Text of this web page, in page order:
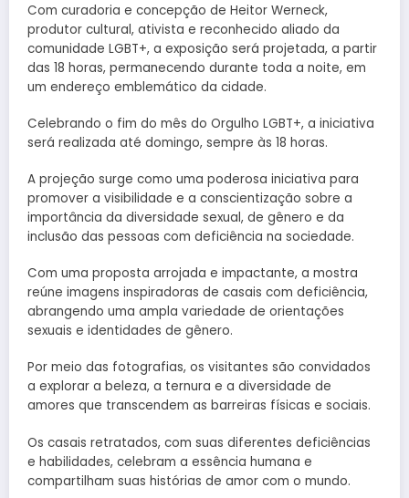
Com curadoria e concepção de Heitor Werneck,
produtor cultural, ativista e reconhecido aliado da
comunidade LGBT+, a exposição será projetada, a partir
das 18 horas, permanecendo durante toda a noite, em
um endereço emblemático da cidade.
Celebrando o fim do mês do Orgulho LGBT+, a iniciativa
será realizada até domingo, sempre às 18 horas.
A projeção surge como uma poderosa iniciativa para
promover a visibilidade e a conscientização sobre a
importância da diversidade sexual, de gênero e da
inclusão das pessoas com deficiência na sociedade.
Com uma proposta arrojada e impactante, a mostra
reúne imagens inspiradoras de casais com deficiência,
abrangendo uma ampla variedade de orientações
sexuais e identidades de gênero.
Por meio das fotografias, os visitantes são convidados
a explorar a beleza, a ternura e a diversidade de
amores que transcendem as barreiras físicas e sociais.
Os casais retratados, com suas diferentes deficiências
e habilidades, celebram a essência humana e
compartilham suas histórias de amor com o mundo.